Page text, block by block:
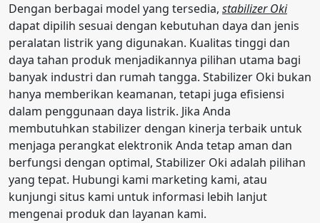
Dengan berbagai model yang tersedia, stabilizer Oki
dapat dipilih sesuai dengan kebutuhan daya dan jenis
peralatan listrik yang digunakan. Kualitas tinggi dan
daya tahan produk menjadikannya pilihan utama bagi
banyak industri dan rumah tangga. Stabilizer Oki bukan
hanya memberikan keamanan, tetapi juga efisiensi
dalam penggunaan daya listrik. Jika Anda
membutuhkan stabilizer dengan kinerja terbaik untuk
menjaga perangkat elektronik Anda tetap aman dan
berfungsi dengan optimal, Stabilizer Oki adalah pilihan
yang tepat. Hubungi kami marketing kami, atau
kunjungi situs kami untuk informasi lebih lanjut
mengenai produk dan layanan kami.